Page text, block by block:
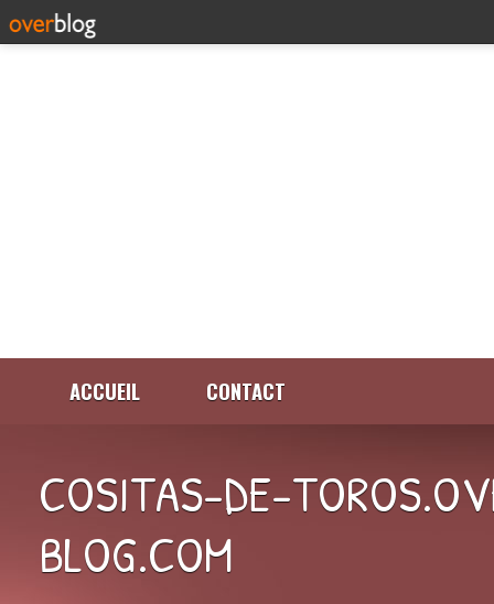
ACCUEIL CONTACT
COSITAS-DE-
BLOG.COM